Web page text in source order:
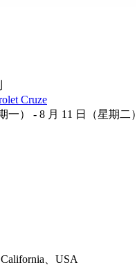
Cruze
一） - 8 月 11 日（星期二）
、USA